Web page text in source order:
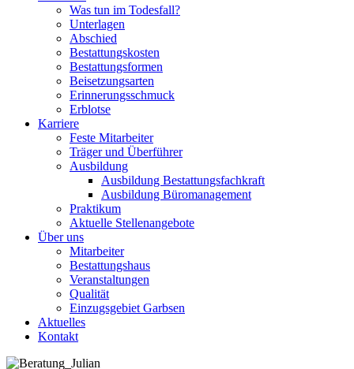
Was tun im Todesfall?
Unterlagen
Abschied
Bestattungskosten
Bestattungsformen
Beisetzungsarten
Erinnerungsschmuck
Erblotse
Karriere
Feste Mitarbeiter
Träger und Überführer
Ausbildung
Ausbildung Bestattungsfachkraft
Ausbildung Büromanagement
Praktikum
Aktuelle Stellenangebote
Über uns
Mitarbeiter
Bestattungshaus
Veranstaltungen
Qualität
Einzugsgebiet Garbsen
Aktuelles
Kontakt